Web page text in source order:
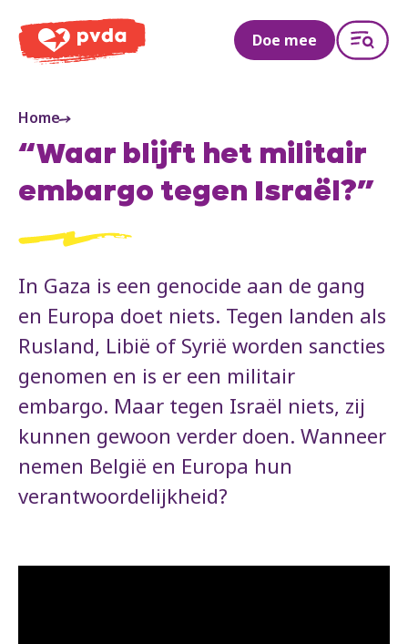
PVDA
Doe mee
Home
“Waar blijft het militair
embargo tegen Israël?”
In Gaza is een genocide aan de gang
en Europa doet niets. Tegen landen als
Rusland, Libië of Syrië worden sancties
genomen en is er een militair
embargo. Maar tegen Israël niets, zij
kunnen gewoon verder doen. Wanneer
nemen België en Europa hun
verantwoordelijkheid?